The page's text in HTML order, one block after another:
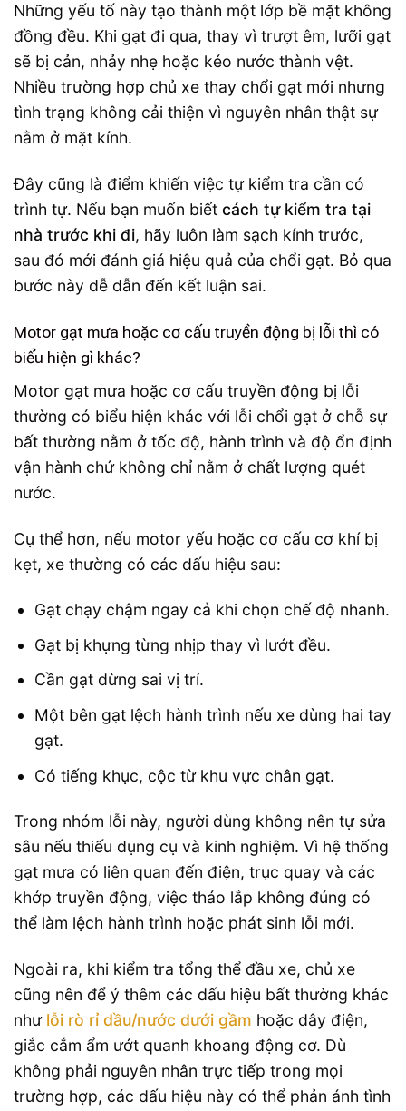
Những yếu tố này tạo thành một lớp bề mặt không
đồng đều. Khi gạt đi qua, thay vì trượt êm, lưỡi gạt
sẽ bị cản, nhảy nhẹ hoặc kéo nước thành vệt.
Nhiều trường hợp chủ xe thay chổi gạt mới nhưng
tình trạng không cải thiện vì nguyên nhân thật sự
nằm ở mặt kính.
Đây cũng là điểm khiến việc tự kiểm tra cần có
trình tự. Nếu bạn muốn biết cách tự kiểm tra tại
nhà trước khi đi, hãy luôn làm sạch kính trước,
sau đó mới đánh giá hiệu quả của chổi gạt. Bỏ qua
bước này dễ dẫn đến kết luận sai.
Motor gạt mưa hoặc cơ cấu truyền động bị lỗi thì có
biểu hiện gì khác?
Motor gạt mưa hoặc cơ cấu truyền động bị lỗi
thường có biểu hiện khác với lỗi chổi gạt ở chỗ sự
bất thường nằm ở tốc độ, hành trình và độ ổn định
vận hành chứ không chỉ nằm ở chất lượng quét
nước.
Cụ thể hơn, nếu motor yếu hoặc cơ cấu cơ khí bị
kẹt, xe thường có các dấu hiệu sau:
Gạt chạy chậm ngay cả khi chọn chế độ nhanh.
Gạt bị khựng từng nhịp thay vì lướt đều.
Cần gạt dừng sai vị trí.
Một bên gạt lệch hành trình nếu xe dùng hai tay
gạt.
Có tiếng khục, cộc từ khu vực chân gạt.
Trong nhóm lỗi này, người dùng không nên tự sửa
sâu nếu thiếu dụng cụ và kinh nghiệm. Vì hệ thống
gạt mưa có liên quan đến điện, trục quay và các
khớp truyền động, việc tháo lắp không đúng có
thể làm lệch hành trình hoặc phát sinh lỗi mới.
Ngoài ra, khi kiểm tra tổng thể đầu xe, chủ xe
cũng nên để ý thêm các dấu hiệu bất thường khác
như lỗi rò rỉ dầu/nước dưới gầm hoặc dây điện,
giắc cắm ẩm ướt quanh khoang động cơ. Dù
không phải nguyên nhân trực tiếp trong mọi
trường hợp, các dấu hiệu này có thể phản ánh tình